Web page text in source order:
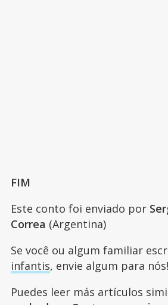
FIM
Este conto foi enviado por
Correa (Argentina)
Se você ou algum familiar
infantis, envie algum para nós!
Puedes leer más artículos